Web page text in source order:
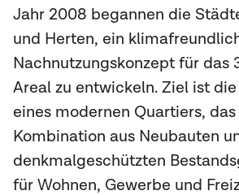
Jahr 2008 begannen die
und Herten, ein
Nachnutzungskonzept für das
Areal zu entwickeln. Ziel ist
eines modernen Quartiers,
Kombination aus Neubauten
denkmalgeschützten
für Wohnen, Gewerbe und